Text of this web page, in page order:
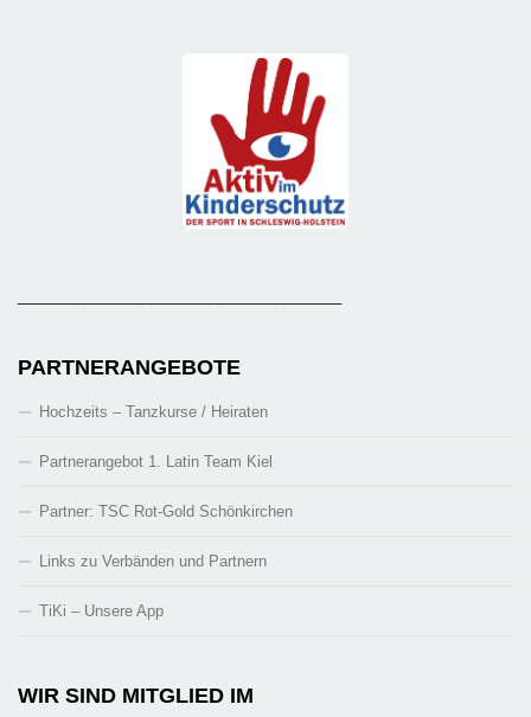
PARTNERANGEBOTE
Hochzeits – Tanzkurse / Heiraten
Partnerangebot 1. Latin Team Kiel
Partner: TSC Rot-Gold Schönkirchen
Links zu Verbänden und Partnern
TiKi – Unsere App
WIR SIND MITGLIED IM